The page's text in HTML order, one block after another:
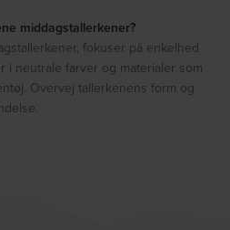
middagstallerkener?
fokuser på enkelhed
i neutrale farver og materialer som
Overvej tallerkenens form og